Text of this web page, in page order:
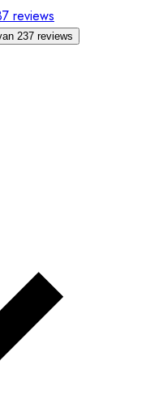
reviews
237 reviews